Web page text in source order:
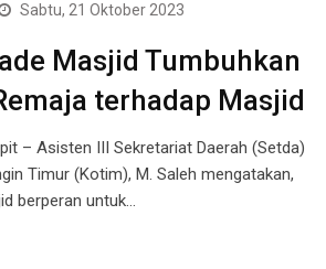
Sabtu, 21 Oktober 2023
Masjid Tumbuhkan
terhadap Masjid
– Asisten III Sekretariat Daerah (Setda)
Timur (Kotim), M. Saleh mengatakan,
berperan untuk…